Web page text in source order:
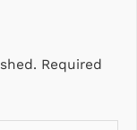
Required